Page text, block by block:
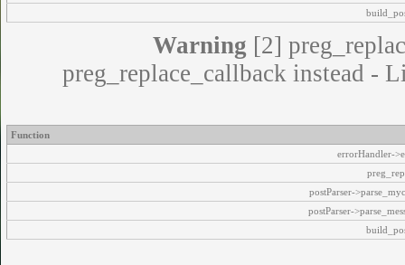
Warning [2]
preg_replace_callback instead -
Function
errorHandler-
postParser-
postParser-